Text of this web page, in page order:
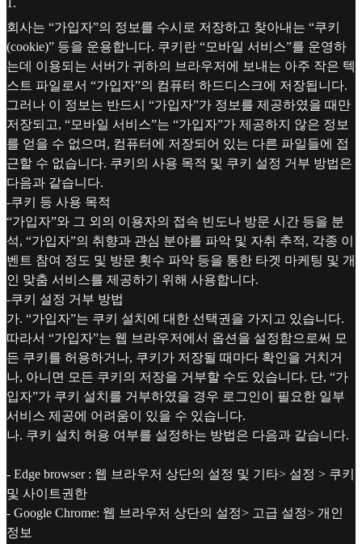
1 .
회사는 “가입자”의 정보를 수시로 저장하고 찾아내는 “쿠키
(cookie)” 등을 운용합니다. 쿠키란 “모바일 서비스”를 운영하
는데 이용되는 서버가 귀하의 브라우저에 보내는 아주 작은 텍
스트 파일로서 “가입자”의 컴퓨터 하드디스크에 저장됩니다.
그러나 이 정보는 반드시 “가입자”가 정보를 제공하였을 때만
저장되고, “모바일 서비스”는 “가입자”가 제공하지 않은 정보
를 얻을 수 없으며, 컴퓨터에 저장되어 있는 다른 파일들에 접
근할 수 없습니다. 쿠키의 사용 목적 및 쿠키 설정 거부 방법은
다음과 같습니다.
-쿠키 등 사용 목적
“가입자”와 그 외의 이용자의 접속 빈도나 방문 시간 등을 분
석, “가입자”의 취향과 관심 분야를 파악 및 자취 추적, 각종 이
벤트 참여 정도 및 방문 횟수 파악 등을 통한 타겟 마케팅 및 개
인 맞춤 서비스를 제공하기 위해 사용합니다.
-쿠키 설정 거부 방법
가. “가입자”는 쿠키 설치에 대한 선택권을 가지고 있습니다.
따라서 “가입자”는 웹 브라우저에서 옵션을 설정함으로써 모
든 쿠키를 허용하거나, 쿠키가 저장될 때마다 확인을 거치거
나, 아니면 모든 쿠키의 저장을 거부할 수도 있습니다. 단, “가
입자”가 쿠키 설치를 거부하였을 경우 로그인이 필요한 일부
서비스 제공에 어려움이 있을 수 있습니다.
나. 쿠키 설치 허용 여부를 설정하는 방법은 다음과 같습니다.
- Edge browser : 웹 브라우저 상단의 설정 및 기타> 설정 > 쿠키
및 사이트권한
- Google Chrome: 웹 브라우저 상단의 설정> 고급 설정> 개인
정보